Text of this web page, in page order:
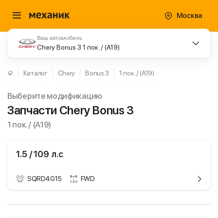
Москва
Ваш автомобиль
Chery Bonus 3 1 пок. / (A19)
Каталог Chery Bonus 3 1 пок. / (A19)
Выберите модификацию
Запчасти Chery Bonus 3
1 пок. / (A19)
1.5 / 109 л.с
SQRD4G15 FWD
Chery Bonus 3